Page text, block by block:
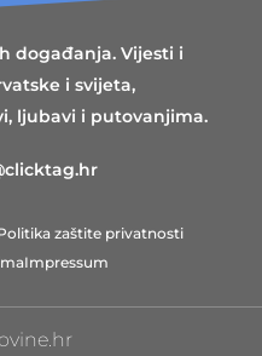
događanja. Vijesti i
i svijeta,
ljubavi i putovanjima.
zaštite privatnosti
Impressum